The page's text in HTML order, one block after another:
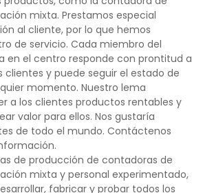
mixta. Prestamos especial
al cliente, por lo que hemos
de servicio. Cada miembro del
en el centro responde con prontitud a
clientes y puede seguir el estado de
momento. Nuestro lema
a los clientes productos rentables y
valor para ellos. Nos gustaría
de todo el mundo. Contáctenos
de producción de contadoras de
mixta y personal experimentado,
fabricar y probar todos los